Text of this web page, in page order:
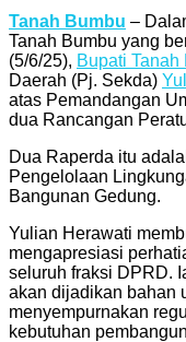
Telegram
Tanah Bumbu –
Tanah Bumbu yang
(5/6/25), Bupati Tanah
Daerah (Pj. Sekda)
atas Pemandangan
dua Rancangan
Dua Raperda itu
Pengelolaan
Bangunan Gedung.
Yulian Herawati
mengapresiasi
seluruh fraksi DPRD.
akan dijadikan bahan
menyempurnakan
kebutuhan